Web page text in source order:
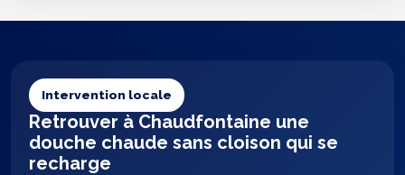
Intervention locale
Retrouver à Chaudfontaine une
douche chaude sans cloison qui se
recharge